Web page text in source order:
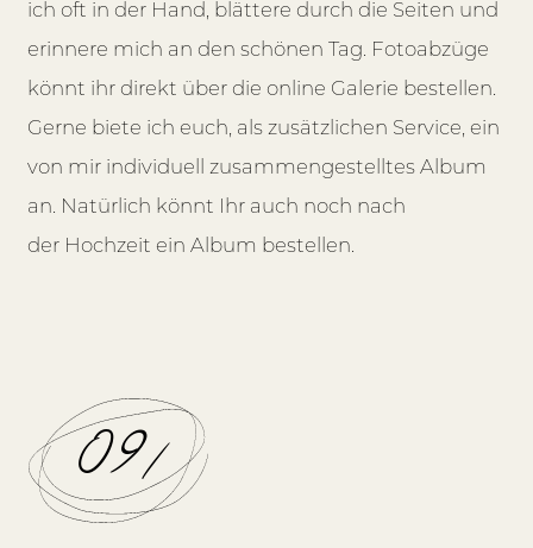
ich oft in der Hand, blättere durch die Seiten und
erinnere mich an den schönen Tag. Fotoabzüge
könnt ihr direkt über die online Galerie bestellen.
Gerne biete ich euch, als zusätzlichen Service, ein
von mir individuell zusammengestelltes Album
an. Natürlich könnt Ihr auch noch nach
der Hochzeit ein Album bestellen.
09/